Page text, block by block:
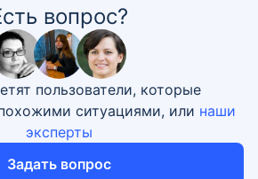
вопрос?
пользователи, которые
ситуациями, или наши
эксперты
Задать вопрос